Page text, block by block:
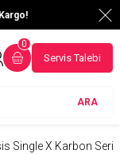
ARA
0
Servis Talebi
Single X Karbon